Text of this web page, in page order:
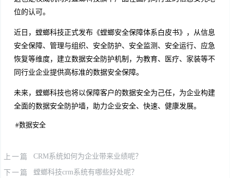
位的认可。
近日，螳螂科技正式发布《螳螂安全保障体系白皮书》，从信息
安全保障、管理与组织、安全防护、安全监测、安全运行、应急
恢复等维度，建立数据安全防护机制，为教育、医疗、家装等不
同行业企业提供高标准的数据安全保障。
未来，螳螂科技也将以保障客户的数据安全为己任，为企业构建
全面的数据安全防护墙，助力企业安全、快速、健康发展。
#数据安全
上一篇 CRM系统如何为企业带来业绩呢？
下一篇 螳螂科技crm系统有哪些好处呢？